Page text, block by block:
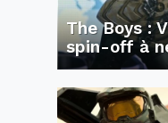
The Boys :
spin-off à